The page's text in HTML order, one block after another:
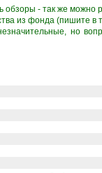
обзоры - так же
из фонда (пишите в
но